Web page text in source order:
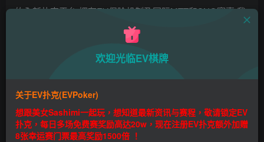
的全新扑克平台,拥有EV保险机制及国际MTT和SNG赛事,我
们具备完善的国际认可,致力提供国内最公平与公正的竞技环
EV扑克|EV扑克官网|EV扑克下载|EV扑克电脑版|EV扑克娱
乐场|EV扑克小游戏——EV扑克导航(www.evpks.com)
EV扑克|EV扑克官网|EV扑克娱乐场|EV扑克保险|EV扑克娱
乐场|EV扑克游戏网址发布页——EV扑克下载
(www.evpk66.com)
欢迎光临EV棋牌
关于EV扑克(EVPoker)
想跟美女Sashimi一起玩，想知道最新资讯与赛程，敬请锁定EV
扑克，每日多场免费赛奖励高达20w，现在注册EV扑克额外加赠
8张幸运赛门票最高奖励1500倍 ！